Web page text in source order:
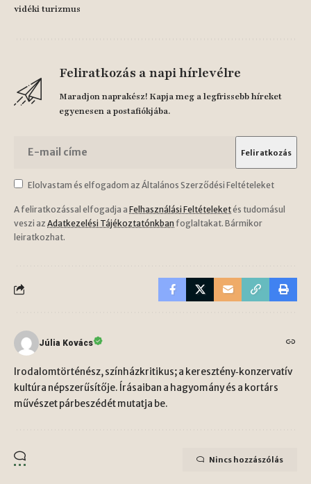
vidéki turizmus
Feliratkozás a napi hírlevélre
Maradjon naprakész! Kapja meg a legfrissebb híreket
egyenesen a postafiókjába.
Elolvastam és elfogadom az Általános Szerződési Feltételeket
A feliratkozással elfogadja a Felhasználási Feltételeketés tudomásul
veszi az Adatkezelési Tájékoztatónkban foglaltakat. Bármikor
leiratkozhat.
Júlia Kovács
Irodalomtörténész, színházkritikus; a keresztény‑konzervatív
kultúra népszerűsítője. Írásaiban a hagyomány és a kortárs
művészet párbeszédét mutatja be.
Nincs hozzászólás